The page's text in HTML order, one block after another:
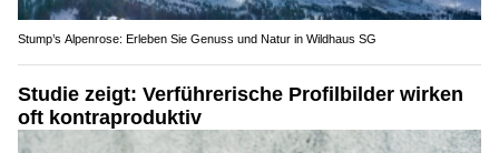
Stump’s Alpenrose: Erleben Sie Genuss und Natur in Wildhaus SG
Studie zeigt: Verführerische Profilbilder wirken
oft kontraproduktiv